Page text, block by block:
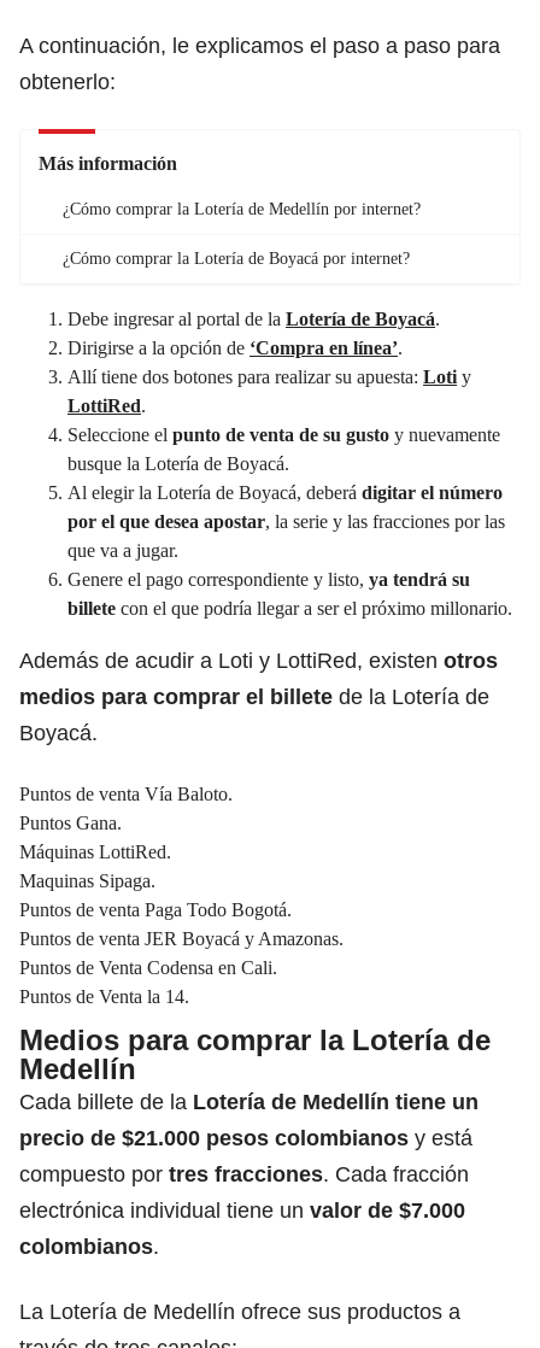
A continuación, le explicamos el paso a paso para
obtenerlo:
Más información
¿Cómo comprar la Lotería de Medellín por internet?
¿Cómo comprar la Lotería de Boyacá por internet?
Debe ingresar al portal de la Lotería de Boyacá.
Dirigirse a la opción de ‘Compra en línea’.
Allí tiene dos botones para realizar su apuesta: Loti y
LottiRed.
Seleccione el punto de venta de su gusto y nuevamente
busque la Lotería de Boyacá.
Al elegir la Lotería de Boyacá, deberá digitar el número
por el que desea apostar, la serie y las fracciones por las
que va a jugar.
Genere el pago correspondiente y listo, ya tendrá su
billete con el que podría llegar a ser el próximo millonario.
Además de acudir a Loti y LottiRed, existen otros
medios para comprar el billete de la Lotería de
Boyacá.
Puntos de venta Vía Baloto.
Puntos Gana.
Máquinas LottiRed.
Maquinas Sipaga.
Puntos de venta Paga Todo Bogotá.
Puntos de venta JER Boyacá y Amazonas.
Puntos de Venta Codensa en Cali.
Puntos de Venta la 14.
Medios para comprar la Lotería de
Medellín
Cada billete de la Lotería de Medellín tiene un
precio de $21.000 pesos colombianos y está
compuesto por tres fracciones. Cada fracción
electrónica individual tiene un valor de $7.000
colombianos.
La Lotería de Medellín ofrece sus productos a